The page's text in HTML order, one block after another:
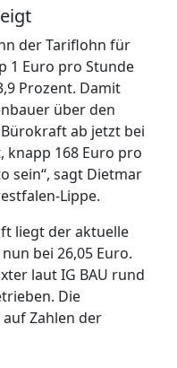
der Tariflohn für
1 Euro pro Stunde
Prozent. Damit
über den
ab jetzt bei
knapp 168 Euro pro
sein“, sagt Dietmar
Lippe.
liegt der aktuelle
bei 26,05 Euro.
laut IG BAU rund
Die
Zahlen der